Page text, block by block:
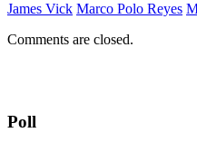
James Vick Marco Polo Reyes
Comments are closed.
Poll